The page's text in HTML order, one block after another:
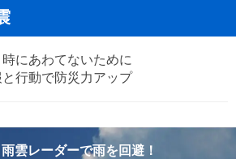
にあわてないために
行動で防災力アップ
雨雲レーダーで雨を回避！